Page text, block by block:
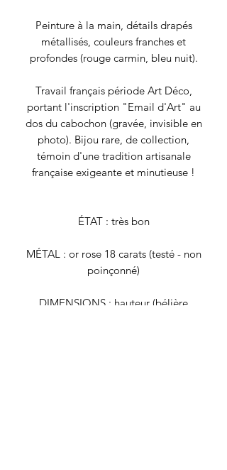
Peinture à la main, détails drapés
métallisés, couleurs franches et
profondes (rouge carmin, bleu nuit).
Travail français période Art Déco,
portant l'inscription "Email d'Art" au
dos du cabochon (gravée, invisible en
photo). Bijou rare, de collection,
témoin d'une tradition artisanale
française exigeante et minutieuse !
ÉTAT : très bon
MÉTAL : or rose 18 carats (testé - non
poinçonné)
DIMENSIONS : hauteur (bélière